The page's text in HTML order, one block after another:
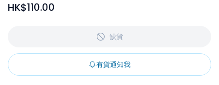
HK$110.00
缺貨
有貨通知我